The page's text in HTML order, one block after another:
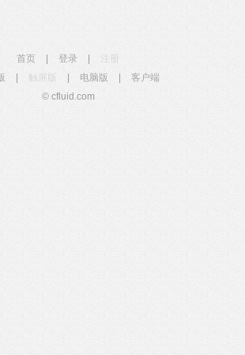
首页 登录
触屏版 电脑版
客户端
© cfluid.com